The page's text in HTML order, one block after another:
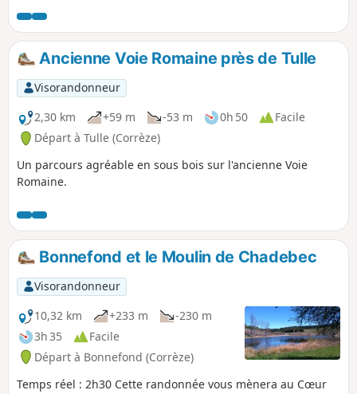
Bonnefond et dans les hameaux : croix, fontaines, puits,
ainsi qu'un menhir, un moulin et un tilleul remarquable.
Ancienne Voie Romaine près de Tulle
Visorandonneur
2,30 km
+59 m -53 m 0h 50
Facile
Départ à Tulle (Corrèze)
Un parcours agréable en sous bois sur l'ancienne Voie
Romaine.
Bonnefond et le Moulin de Chadebec
Visorandonneur
10,32 km
+233 m
-230 m
3h 35
Facile
Départ à Bonnefond (Corrèze)
Temps réel : 2h30 Cette randonnée vous mènera au Cœur